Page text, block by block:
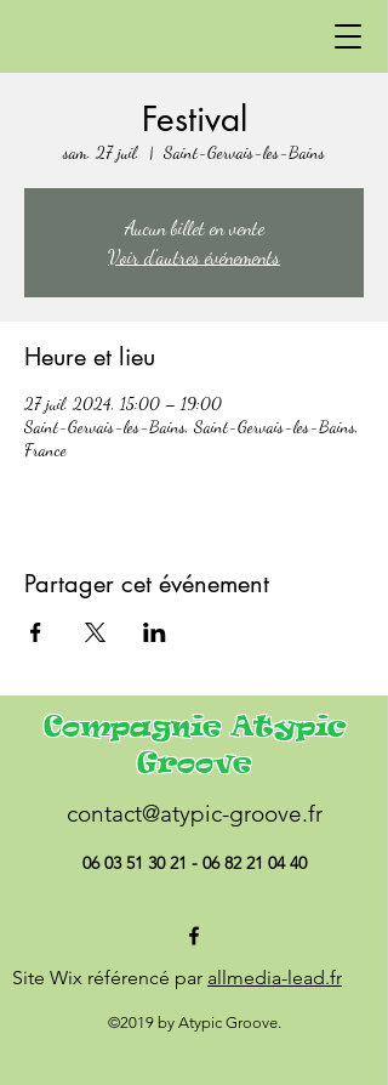
Festival
sam. 27 juil.
  |
Saint-Gervais-les-Bains
Aucun billet en vente
Voir d'autres événements
Heure et lieu
27 juil. 2024, 15:00 – 19:00
Saint-Gervais-les-Bains, Saint-Gervais-les-Bains,
France
Partager cet événement
Compagnie Atypic
Groove
contact@atypic-groove.fr
06 03 51 30 21 - 06 82 21 04 40
Site Wix référencé par allmedia-lead.fr
©2019 by Atypic Groove.